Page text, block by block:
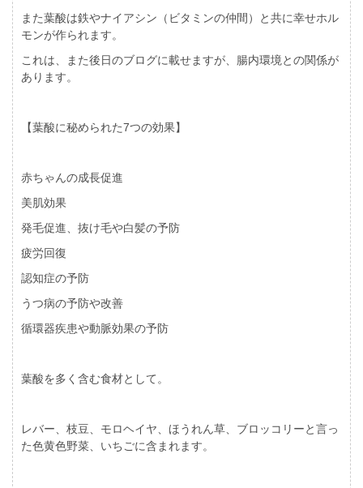
また葉酸は鉄やナイアシン（ビタミンの仲間）と共に幸せホル
モンが作られます。
これは、また後日のブログに載せますが、腸内環境との関係が
あります。
【葉酸に秘められた7つの効果】
赤ちゃんの成長促進
美肌効果
発毛促進、抜け毛や白髪の予防
疲労回復
認知症の予防
うつ病の予防や改善
循環器疾患や動脈効果の予防
葉酸を多く含む食材として。
レバー、枝豆、モロヘイヤ、ほうれん草、ブロッコリーと言っ
た色黄色野菜、いちごに含まれます。